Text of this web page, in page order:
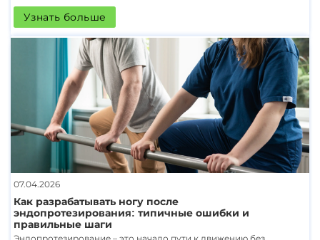
Узнать больше
07.04.2026
Как разрабатывать ногу после
эндопротезирования: типичные ошибки и
правильные шаги
Эндопротезирование – это начало пути к движению без